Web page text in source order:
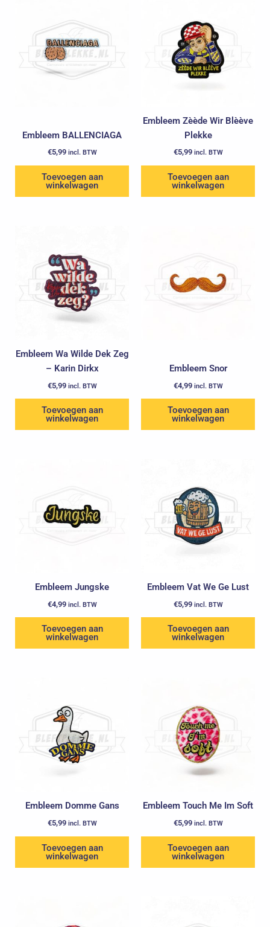
Embleem BALLENCIAGA
€5,99 incl. BTW
Toevoegen aan
winkelwagen
Embleem Zèède Wir Blèève
Plekke
€5,99 incl. BTW
Toevoegen aan
winkelwagen
Embleem Wa Wilde Dek Zeg
– Karin Dirkx
€5,99 incl. BTW
Toevoegen aan
winkelwagen
Embleem Snor
€4,99 incl. BTW
Toevoegen aan
winkelwagen
Embleem Jungske
€4,99 incl. BTW
Toevoegen aan
winkelwagen
Embleem Vat We Ge Lust
€5,99 incl. BTW
Toevoegen aan
winkelwagen
Embleem Domme Gans
€5,99 incl. BTW
Toevoegen aan
winkelwagen
Embleem Touch Me Im Soft
€5,99 incl. BTW
Toevoegen aan
winkelwagen